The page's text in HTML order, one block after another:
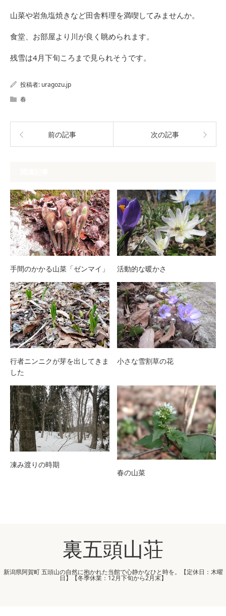
山菜や岩魚塩焼きなど田舎料理を満喫してみませんか。
食堂、お部屋より川が良く眺められます。
残雪は4月下旬ころまで見られそうです。
投稿者: uragozu.jp
春
前の記事 次の記事
手間のかかる山菜「ゼンマイ」 活動的な暖かさ
行者ニンニクが芽を出してきま
した
小さな雪割草の花
凍み渡りの時期
春の山菜
裏五頭山荘
新潟県阿賀町 五頭山の自然に抱かれた当館で心静かなひと時を。【定休日：木曜
日】【冬季休業：12月下旬から2月末】